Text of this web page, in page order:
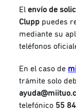
Elenvío de
Clupp puedes
mediante su
teléfonos
En el caso de
trámite solo
telefónico 55